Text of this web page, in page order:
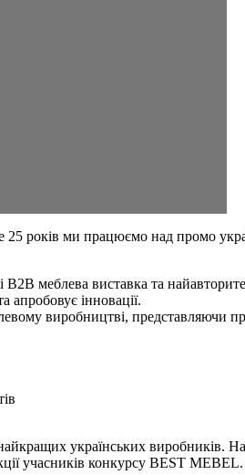
років ми працюємо над промо
меблева виставка та
апробовує інновації.
виробництві, представляючи
українських виробників.
учасників конкурсу BEST MEBEL.